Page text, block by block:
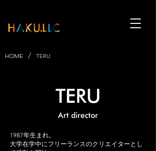
HOME / TERU
TERU
​Art director
1987年生まれ。
大学在学中にフリーランスのクリエイターとし